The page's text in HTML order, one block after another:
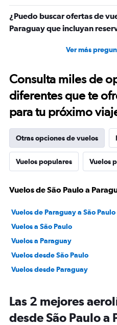
¿Puedo buscar ofertas de
Paraguay que incluyan
Ver más
Consulta miles de
diferentes que te
para tu próximo
Otras opciones de vuelos
Vuelos populares Vuelos
Vuelos de São Paulo a
Vuelos de Paraguay a São Paulo
Vuelos a São Paulo
Vuelos a Paraguay
Vuelos desde São Paulo
Vuelos desde Paraguay
Las 2 mejores
desde São Paulo a